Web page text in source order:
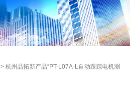
> 杭州品拓新产品“PT-L07A-L自动跟踪电机测